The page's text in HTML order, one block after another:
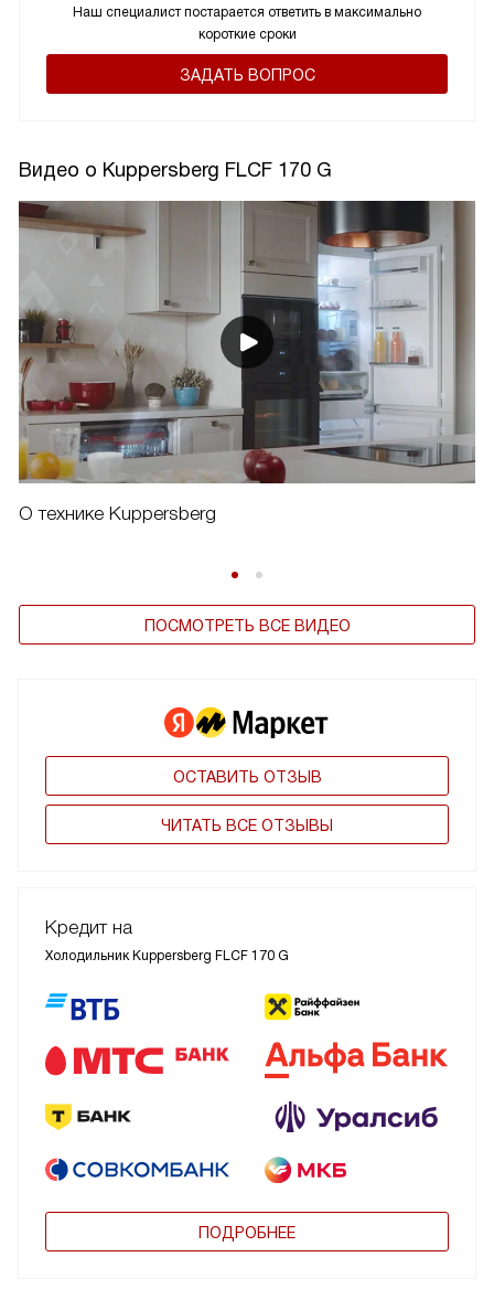
Наш специалист постарается ответить в максимально
короткие сроки
ЗАДАТЬ ВОПРОС
Видео о Kuppersberg FLCF 170 G
О технике Kuppersberg
ПОСМОТРЕТЬ ВСЕ ВИДЕО
ОСТАВИТЬ ОТЗЫВ
ЧИТАТЬ ВСЕ ОТЗЫВЫ
Кредит на
Холодильник Kuppersberg FLCF 170 G
ПОДРОБНЕЕ